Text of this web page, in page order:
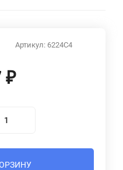
Артикул: 6224C4
₽